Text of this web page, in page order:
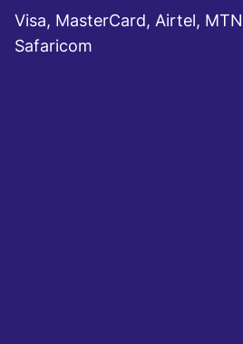
Visa, MasterCard, Airtel,
Safaricom